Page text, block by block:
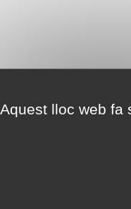
Aquest lloc web fa